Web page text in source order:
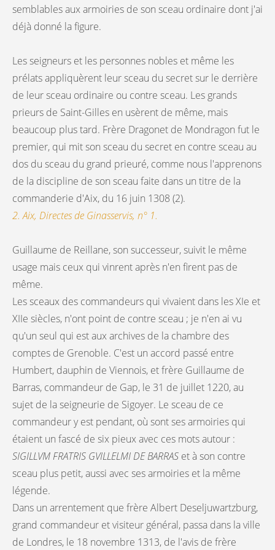
semblables aux armoiries de son sceau ordinaire dont j'ai
déjà donné la figure.
Les seigneurs et les personnes nobles et même les
prélats appliquèrent leur sceau du secret sur le derrière
de leur sceau ordinaire ou contre sceau. Les grands
prieurs de Saint-Gilles en usèrent de même, mais
beaucoup plus tard. Frère Dragonet de Mondragon fut le
premier, qui mit son sceau du secret en contre sceau au
dos du sceau du grand prieuré, comme nous l'apprenons
de la discipline de son sceau faite dans un titre de la
commanderie d'Aix, du 16 juin 1308 (2).
2. Aix, Directes de Ginasservis, n° 1.
Guillaume de Reillane, son successeur, suivit le même
usage mais ceux qui vinrent après n'en firent pas de
même.
Les sceaux des commandeurs qui vivaient dans les XIe et
XIIe siècles, n'ont point de contre sceau ; je n'en ai vu
qu'un seul qui est aux archives de la chambre des
comptes de Grenoble. C'est un accord passé entre
Humbert, dauphin de Viennois, et frère Guillaume de
Barras, commandeur de Gap, le 31 de juillet 1220, au
sujet de la seigneurie de Sigoyer. Le sceau de ce
commandeur y est pendant, où sont ses armoiries qui
étaient un fascé de six pieux avec ces mots autour :
SIGILLVM FRATRIS GVILLELMI DE BARRAS et à son contre
sceau plus petit, aussi avec ses armoiries et la même
légende.
Dans un arrentement que frère Albert Deseljuwartzburg,
grand commandeur et visiteur général, passa dans la ville
de Londres, le 18 novembre 1313, de l'avis de frère